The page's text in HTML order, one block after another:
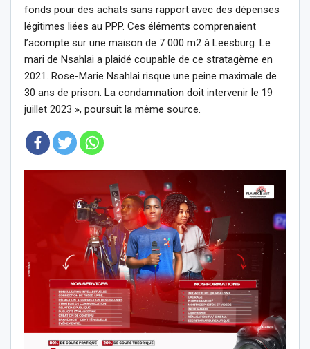
fonds pour des achats sans rapport avec des dépenses
légitimes liées au PPP. Ces éléments comprenaient
l’acompte sur une maison de 7 000 m2 à Leesburg. Le
mari de Nsahlai a plaidé coupable de ce stratagème en
2021. Rose-Marie Nsahlai risque une peine maximale de
30 ans de prison. La condamnation doit intervenir le 19
juillet 2023 », poursuit la même source.